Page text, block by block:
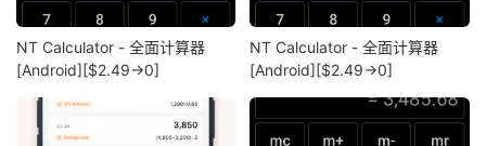
NT Calculator - 全面计算器
[Android][$2.49→0]
NT Calculator - 全面计算器
[Android][$2.49→0]